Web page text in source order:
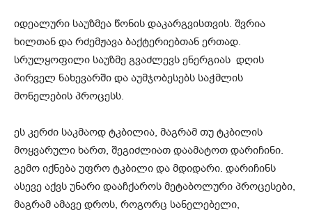
იდეალური საუზმეა წონის დაკარგვისთვის. შვრია
ხილთან და რძემჟავა ბაქტერიებთან ერთად.
სრულყოფილი საუზმე გვაძლევს ენერგიას დღის
პირველ ნახევარში და აუმჯობესებს საჭმლის
მონელების პროცესს.
ეს კერძი საკმაოდ ტკბილია, მაგრამ თუ ტკბილის
მოყვარული ხართ, შეგიძლიათ დაამატოთ დარიჩინი.
გემო იქნება უფრო ტკბილი და მდიდარი. დარიჩინს
ასევე აქვს უნარი დააჩქაროს მეტაბოლური პროცესები,
მაგრამ ამავე დროს, როგორც სანელებელი,